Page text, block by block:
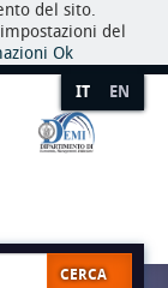
del sito.
del
Ok
IT EN
CERCA